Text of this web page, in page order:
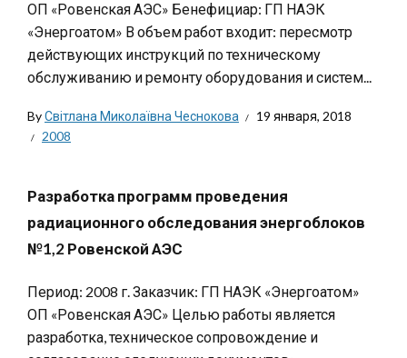
ОП «Ровенская АЭС» Бенефициар: ГП НАЭК
«Энергоатом» В объем работ входит: пересмотр
действующих инструкций по техническому
обслуживанию и ремонту оборудования и систем...
ByСвітлана Миколаївна Чеснокова
19 января, 2018
2008
Разработка программ проведения
радиационного обследования энергоблоков
№1,2 Ровенской АЭС
Период: 2008 г. Заказчик: ГП НАЭК «Энергоатом»
ОП «Ровенская АЭС» Целью работы является
разработка, техническое сопровождение и